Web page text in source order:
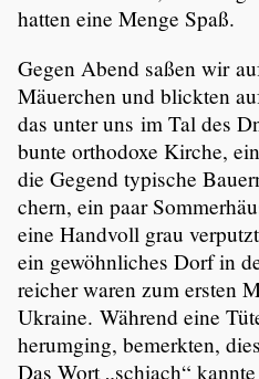
hatten eine Menge Spaß.
Gegen Abend saßen wir
Mäuerchen und blickten
das unter uns im Tal des
bunte orthodoxe Kirche,
die Gegend typische
chern, ein paar
eine Handvoll grau
ein gewöhn­li­ches Dorf in
rei­cher waren zum ersten
Ukraine. Während eine
herumging, bemerkten,
Das Wort „schiach“